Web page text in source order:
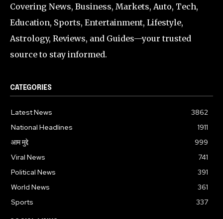
Covering News, Business, Markets, Auto, Tech,
Education, Sports, Entertainment, Lifestyle,
Astrology, Reviews, and Guides—your trusted
source to stay informed.
CATEGORIES
Latest News
3862
National Headlines
1911
आम मुद्दे
999
Viral News
741
Political News
391
World News
361
Sports
337